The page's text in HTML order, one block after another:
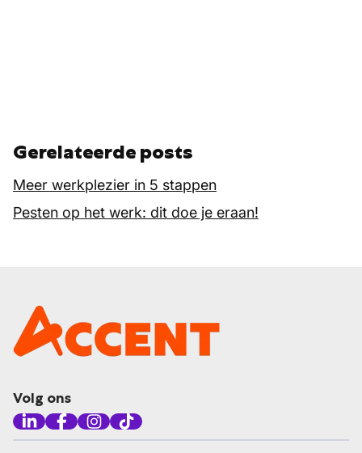
Gerelateerde posts
Meer werkplezier in 5 stappen
Pesten op het werk: dit doe je eraan!
Volg ons